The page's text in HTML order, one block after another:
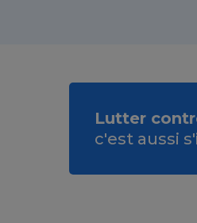
Lutter
c'est aussi